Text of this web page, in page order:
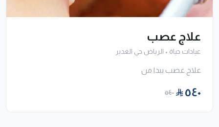
علاج عصب
عيادات حياة • الرياض حي الغدير
علاج عصب يبدا من
٥٤٠ ٥٤٠